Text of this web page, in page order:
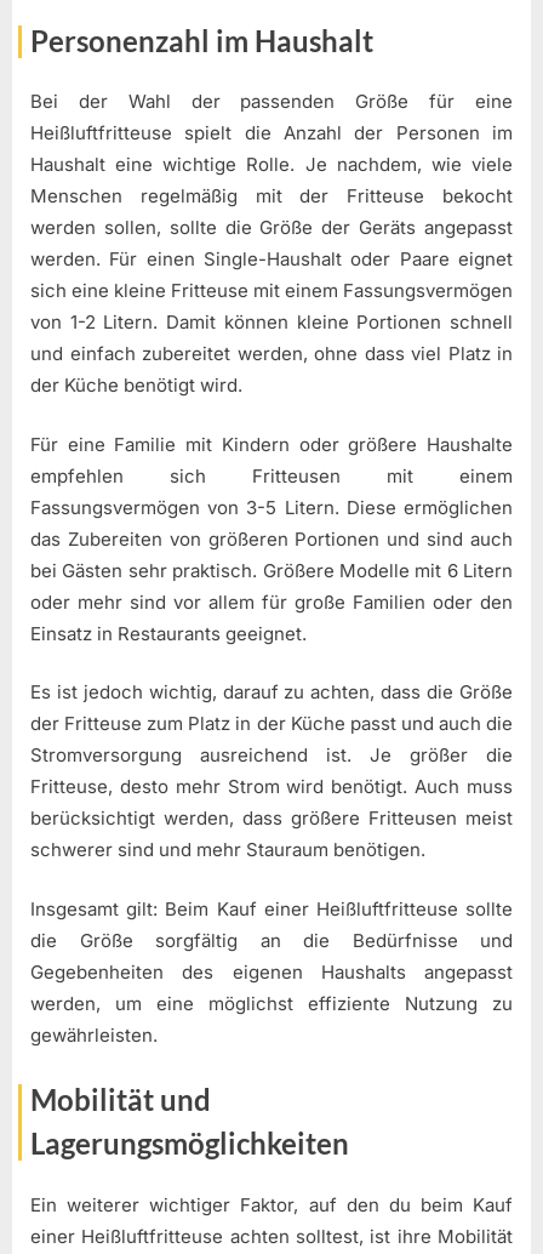
Personenzahl im Haushalt
Bei der Wahl der passenden Größe für eine
Heißluftfritteuse spielt die Anzahl der Personen im
Haushalt eine wichtige Rolle. Je nachdem, wie viele
Menschen regelmäßig mit der Fritteuse bekocht
werden sollen, sollte die Größe der Geräts angepasst
werden. Für einen Single-Haushalt oder Paare eignet
sich eine kleine Fritteuse mit einem Fassungsvermögen
von 1-2 Litern. Damit können kleine Portionen schnell
und einfach zubereitet werden, ohne dass viel Platz in
der Küche benötigt wird.
Für eine Familie mit Kindern oder größere Haushalte
empfehlen sich Fritteusen mit einem
Fassungsvermögen von 3-5 Litern. Diese ermöglichen
das Zubereiten von größeren Portionen und sind auch
bei Gästen sehr praktisch. Größere Modelle mit 6 Litern
oder mehr sind vor allem für große Familien oder den
Einsatz in Restaurants geeignet.
Es ist jedoch wichtig, darauf zu achten, dass die Größe
der Fritteuse zum Platz in der Küche passt und auch die
Stromversorgung ausreichend ist. Je größer die
Fritteuse, desto mehr Strom wird benötigt. Auch muss
berücksichtigt werden, dass größere Fritteusen meist
schwerer sind und mehr Stauraum benötigen.
Insgesamt gilt: Beim Kauf einer Heißluftfritteuse sollte
die Größe sorgfältig an die Bedürfnisse und
Gegebenheiten des eigenen Haushalts angepasst
werden, um eine möglichst effiziente Nutzung zu
gewährleisten.
Mobilität und
Lagerungsmöglichkeiten
Ein weiterer wichtiger Faktor, auf den du beim Kauf
einer Heißluftfritteuse achten solltest, ist ihre Mobilität